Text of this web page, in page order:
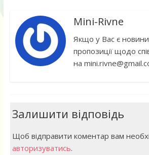
Mini-Rivne
Якщо у Вас є
пропозиції щодо
на
Залишити відповідь
Щоб відправити коментар вам
авторизуватись.